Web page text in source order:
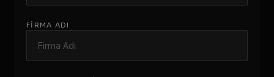
FIRMA ADI